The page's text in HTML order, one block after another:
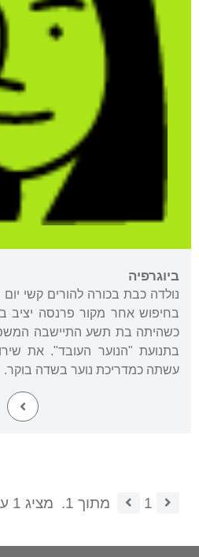
ביוגרפיה
נולדה כבת בכורה להורים קשי יום
בחיפוש אחר מקור פרנסה יציב
כשהיתה בת תשע התיישבה
עשתה כמדריכת נוער בשדה בוקר.
1 מתוך 1. מציג 1 ערכים.